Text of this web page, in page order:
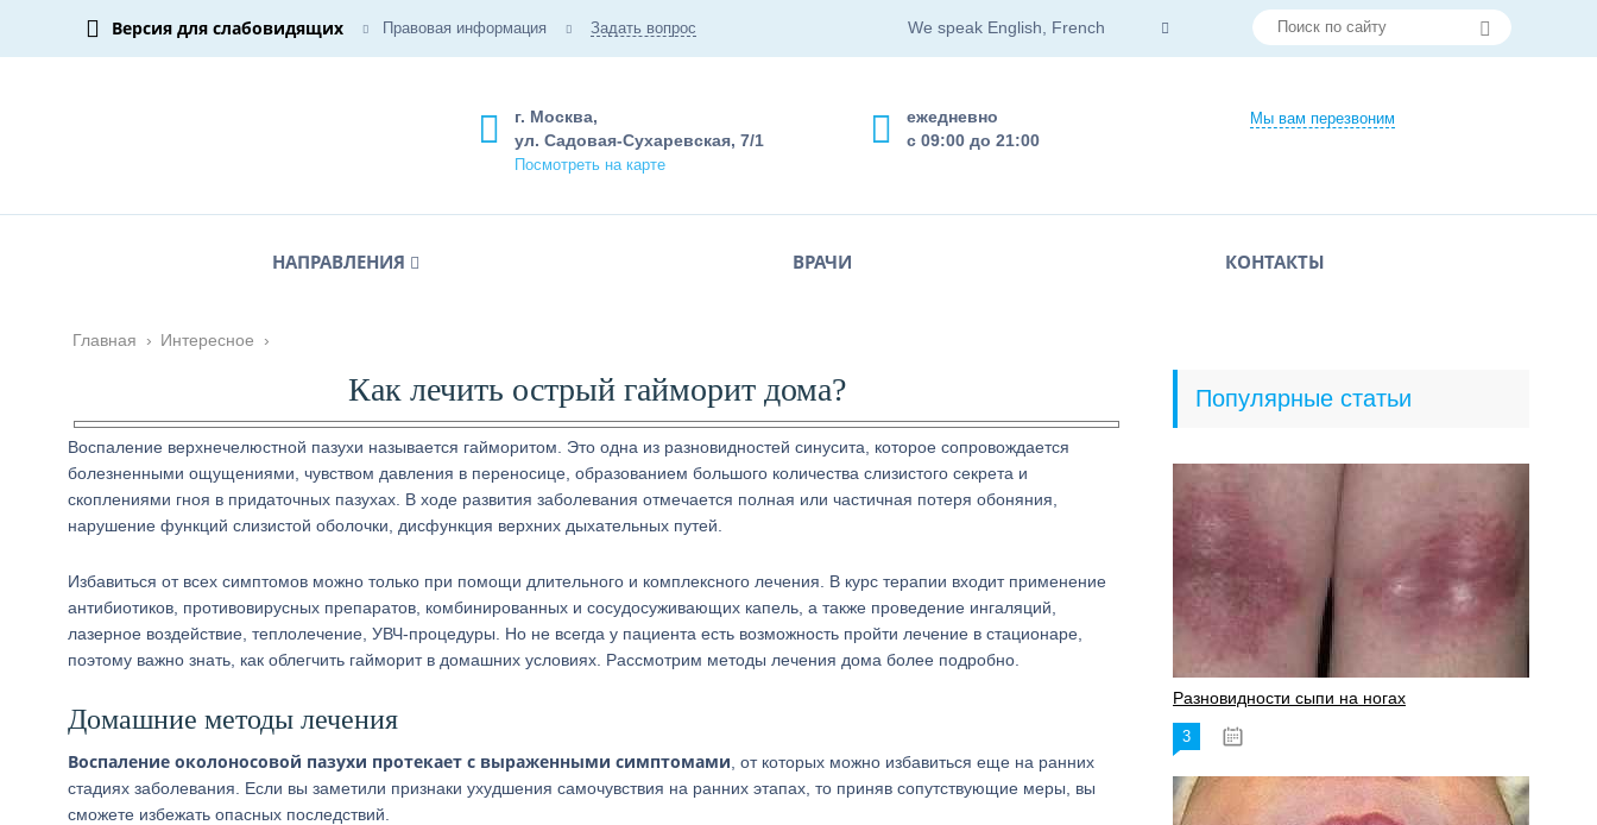
Версия для слабовидящих Правовая информация Задать вопрос We speak English, French
Мы вам перезвоним
ежедневно
с 09:00 до 21:00
г. Москва,
ул. Садовая-Сухаревская, 7/1
Посмотреть на карте
НАПРАВЛЕНИЯ ВРАЧИ КОНТАКТЫ
Главная › Интересное ›
Как лечить острый гайморит дома?
Воспаление верхнечелюстной пазухи называется гайморитом. Это одна из разновидностей синусита, которое сопровождается
болезненными ощущениями, чувством давления в переносице, образованием большого количества слизистого секрета и
скоплениями гноя в придаточных пазухах. В ходе развития заболевания отмечается полная или частичная потеря обоняния,
нарушение функций слизистой оболочки, дисфункция верхних дыхательных путей.
Избавиться от всех симптомов можно только при помощи длительного и комплексного лечения. В курс терапии входит применение
антибиотиков, противовирусных препаратов, комбинированных и сосудосуживающих капель, а также проведение ингаляций,
лазерное воздействие, теплолечение, УВЧ-процедуры. Но не всегда у пациента есть возможность пройти лечение в стационаре,
поэтому важно знать, как облегчить гайморит в домашних условиях. Рассмотрим методы лечения дома более подробно.
Домашние методы лечения
Воспаление околоносовой пазухи протекает с выраженными симптомами , от которых можно избавиться еще на ранних
стадиях заболевания. Если вы заметили признаки ухудшения самочувствия на ранних этапах, то приняв сопутствующие меры, вы
сможете избежать опасных последствий.
Популярные статьи
Разновидности сыпи на ногах
3